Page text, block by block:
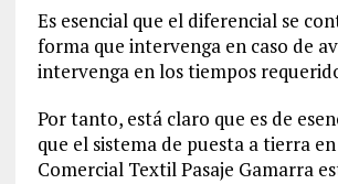
Es esencial que el diferencial se
forma que intervenga en caso de
intervenga en los tiempos
Por tanto, está claro que es de
que el sistema de puesta a tierra
Comercial Textil Pasaje Gamarra